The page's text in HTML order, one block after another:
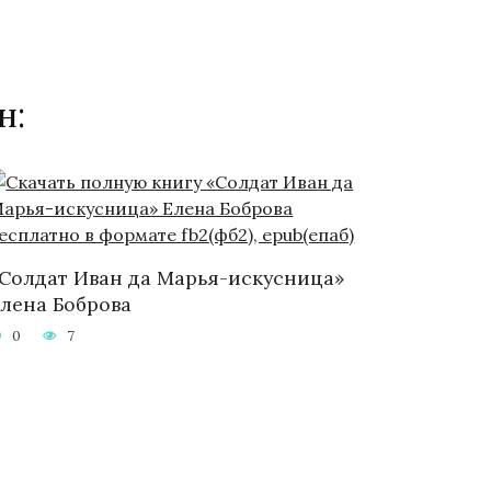
Иван да Марья-искусница»
Боброва
0 7